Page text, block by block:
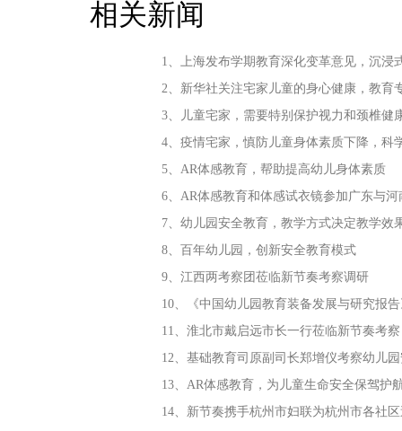
相关新闻
1、上海发布学期教育深化变革意见，沉浸
2、新华社关注宅家儿童的身心健康，教育
3、儿童宅家，需要特别保护视力和颈椎健
4、疫情宅家，慎防儿童身体素质下降，科
5、AR体感教育，帮助提高幼儿身体素质
6、AR体感教育和体感试衣镜参加广东与
7、幼儿园安全教育，教学方式决定教学效
8、百年幼儿园，创新安全教育模式
9、江西两考察团莅临新节奏考察调研
10、《中国幼儿园教育装备发展与研究报
11、淮北市戴启远市长一行莅临新节奏考察
12、基础教育司原副司长郑增仪考察幼儿
13、AR体感教育，为儿童生命安全保驾护
14、新节奏携手杭州市妇联为杭州市各社